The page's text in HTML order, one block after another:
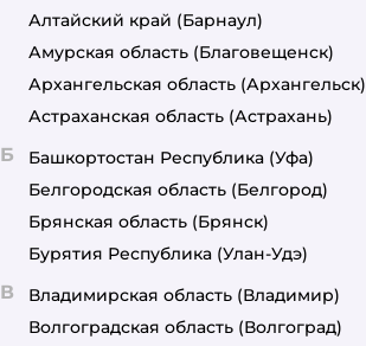
Алтайский край (Барнаул)
Амурская область (Благовещенск)
Архангельская область (Архангельск)
Астраханская область (Астрахань)
Б Башкортостан Республика (Уфа)
Белгородская область (Белгород)
Брянская область (Брянск)
Бурятия Республика (Улан-Удэ)
В Владимирская область (Владимир)
Волгоградская область (Волгоград)